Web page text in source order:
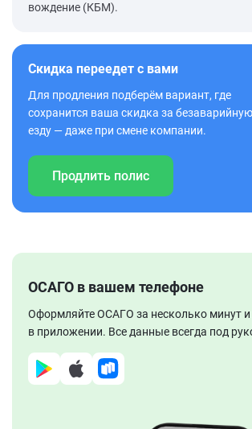
вождение (КБМ).
Скидка переедет с вами
Для продления подберём вариант, где
сохранится ваша скидка за безаварийную
езду — даже при смене компании.
Продлить полис
ОСАГО в вашем телефоне
Оформляйте ОСАГО за несколько минут и
в приложении. Все данные всегда под